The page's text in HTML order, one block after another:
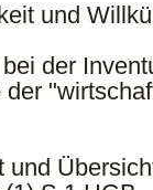
und
der
und